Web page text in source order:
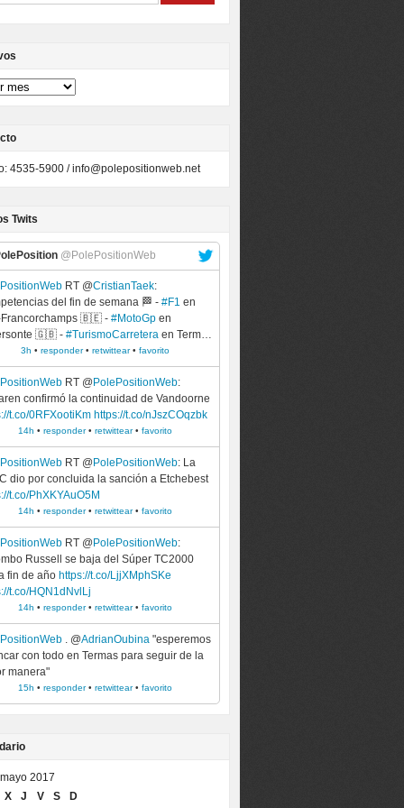
4535-5900 /info@polepositionweb.net
Twits
@PolePositionWeb
RT @CristianTaek:
del fin de semana 🏁 - #F1 en
Francorchamps 🇧🇪 - #MotoGp en
🇬🇧 - #TurismoCarretera en Term…
3h • responder• retwittear• favorito
RT @ PolePositionWeb:
confirmó la continuidad de Vandoorne
t.co/0RFXootiKm https://t.co/nJszCOqzbk
14h • responder• retwittear• favorito
RT @ PolePositionWeb: La
dio por concluida la sanción a Etchebest
t.co/PhXKYAuO5M
14h • responder• retwittear• favorito
RT @ PolePositionWeb:
Russell se baja del Súper TC2000
fin de año https://t.co/LjjXMphSKe
t.co/HQN1dNvlLj
14h • responder• retwittear• favorito
. @AdrianOubina "esperemos
con todo en Termas para seguir de la
manera"
15h • responder• retwittear• favorito
mayo 2017
X
J V S D